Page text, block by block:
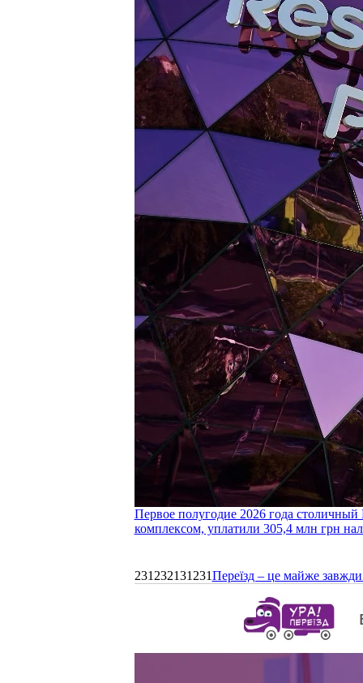
Первое полугодие 2026 года
комплексом, уплатили 305,4 млн грн
231232131231Переїзд – це майже